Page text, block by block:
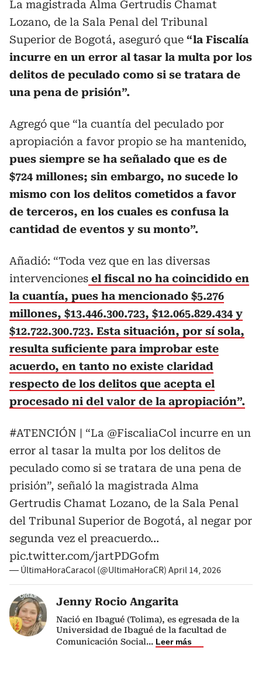
La magistrada Alma Gertrudis Chamat
Lozano, de la Sala Penal del Tribunal
Superior de Bogotá, aseguró que “la Fiscalía
incurre en un error al tasar la multa por los
delitos de peculado como si se tratara de
una pena de prisión”.
Agregó que “la cuantía del peculado por
apropiación a favor propio se ha mantenido,
pues siempre se ha señalado que es de
$724 millones; sin embargo, no sucede lo
mismo con los delitos cometidos a favor
de terceros, en los cuales es confusa la
cantidad de eventos y su monto”.
Añadió: “Toda vez que en las diversas
intervenciones el fiscal no ha coincidido en
la cuantía, pues ha mencionado $5.276
millones, $13.446.300.723, $12.065.829.434 y
$12.722.300.723. Esta situación, por sí sola,
resulta suficiente para improbar este
acuerdo, en tanto no existe claridad
respecto de los delitos que acepta el
procesado ni del valor de la apropiación”.
#ATENCIÓN | “La @FiscaliaCol incurre en un
error al tasar la multa por los delitos de
peculado como si se tratara de una pena de
prisión”, señaló la magistrada Alma
Gertrudis Chamat Lozano, de la Sala Penal
del Tribunal Superior de Bogotá, al negar por
segunda vez el preacuerdo…
pic.twitter.com/jartPDGofm
— ÚltimaHoraCaracol (@UltimaHoraCR) April 14, 2026
Jenny Rocio Angarita
Nació en Ibagué (Tolima), es egresada de la
Universidad de Ibagué de la facultad de
Comunicación Social... Leer más